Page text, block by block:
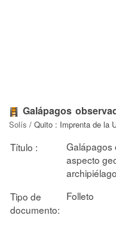
Galápagos
Solís / Quito : Imprenta de la
Título :
Galápagos
aspecto
archipiélago
Tipo de
documento:
Folleto